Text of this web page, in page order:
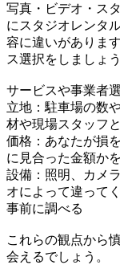
写真・ビデオ・ス
にスタジオレンタ
容に違いがありま
ス選択をしましょう
サービスや事業者
立地：駐車場の数
材や現場スタッフ
価格：あなたが損
に見合った金額か
設備：照明、カメ
オによって違って
事前に調べる
これらの観点から
会えるでしょう。